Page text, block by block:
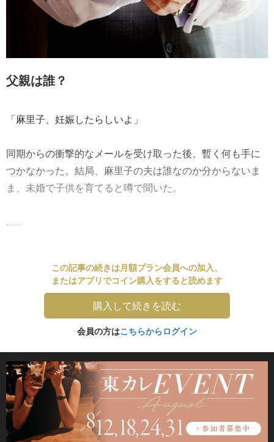
父親は誰？
「麻里子、妊娠したらしいよ」
同期からの衝撃的なメールを受け取った後、暫く何も手に
つかなかった。結局、麻里子の夫は誰なのか分からないま
ま、未婚で子供を育てると噂で聞いた。
......
この記事の続きは月額プラン会員への加入、
またはアプリでコイン購入をすると読めます
購入して続きを読む
会員の方はこちらからログイン